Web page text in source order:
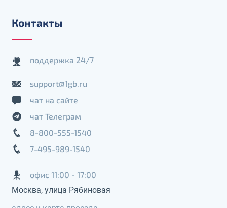
Контакты
поддержка 24/7
support@1gb.ru
чат на сайте
чат Телеграм
8-800-555-1540
7-495-989-1540
офис 11:00 - 17:00
Москва, улица Рябиновая